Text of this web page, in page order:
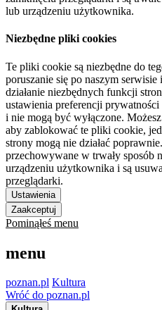
lub urządzeniu użytkownika.
Niezbędne pliki cookies
Te pliki cookie są niezbędne do
poruszanie się po naszym
działanie niezbędnych funkcji
ustawienia preferencji
i nie mogą być wyłączone.
aby zablokować te pliki cookie,
strony mogą nie działać
przechowywane w trwały sposób
urządzeniu użytkownika i są
przeglądarki.
Ustawienia
Zaakceptuj
Pominąłeś menu
menu
poznan.pl Kultura
Wróć do poznan.pl